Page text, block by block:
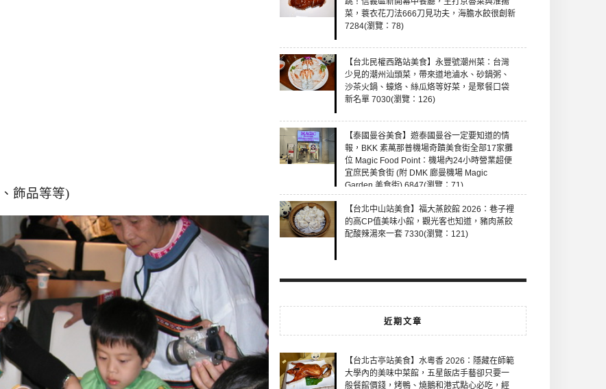
、飾品等等)
菜，蓑衣花刀法666刀見功夫，海膽水餃很創新
7284(瀏覽：78)
【台北民權西路站美食】永豐號潮州菜：台灣
少見的潮州汕頭菜，帶來道地滷水、砂鍋粥、
沙茶火鍋、蠔烙、絲瓜烙等好菜，是聚餐口袋
新名單 7030(瀏覽：126)
【泰國曼谷美食】遊泰國曼谷一定要知道的情
報，BKK 素萬那普機場奇蹟美食街全部17家攤
位 Magic Food Point：機場內24小時營業超便
宜庶民美食街 (附 DMK 廊曼機場 Magic
Garden 美食街) 6847(瀏覽：71)
【台北中山站美食】福大蒸餃館 2026：巷子裡
的高CP值美味小館，觀光客也知道，豬肉蒸餃
配酸辣湯來一套 7330(瀏覽：121)
近期文章
【台北古亭站美食】水粵香 2026：隱藏在師範
大學內的美味中菜館，五星飯店手藝卻只要一
般餐館價錢，烤鴨、燒鵝和港式點心必吃，經